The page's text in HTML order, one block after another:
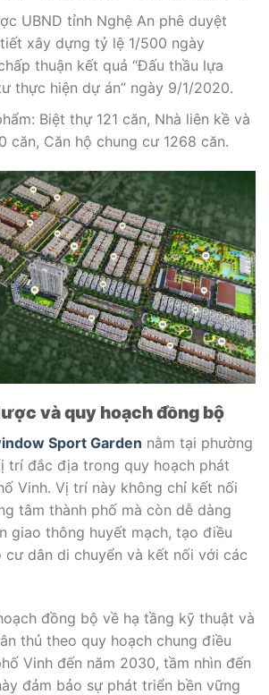
UBND tỉnh Nghệ An phê duyệt
xây dựng tỷ lệ 1/500 ngày
thuận kết quả “Đấu thầu lựa
thực hiện dự án” ngày 9/1/2020.
Biệt thự 121 căn, Nhà liên kề và
căn, Căn hộ chung cư 1268 căn.
và quy hoạch đồng bộ
Sport Garden nằm tại phường
trí đắc địa trong quy hoạch phát
Vinh. Vị trí này không chỉ kết nối
tâm thành phố mà còn dễ dàng
giao thông huyết mạch, tạo điều
cư dân di chuyển và kết nối với các
đồng bộ về hạ tầng kỹ thuật và
thủ theo quy hoạch chung điều
Vinh đến năm 2030, tầm nhìn đến
đảm bảo sự phát triển bền vững